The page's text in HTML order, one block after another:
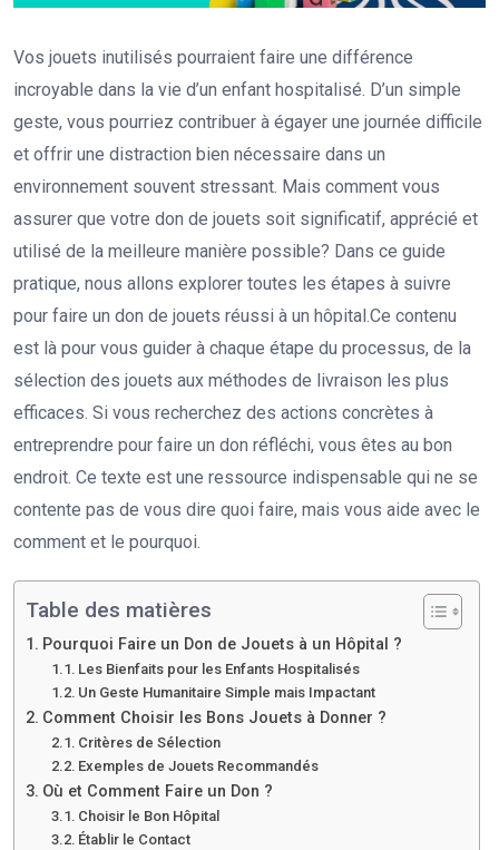
Vos jouets inutilisés pourraient faire une différence
incroyable dans la vie d’un enfant hospitalisé. D’un simple
geste, vous pourriez contribuer à égayer une journée difficile
et offrir une distraction bien nécessaire dans un
environnement souvent stressant. Mais comment vous
assurer que votre don de jouets soit significatif, apprécié et
utilisé de la meilleure manière possible? Dans ce guide
pratique, nous allons explorer toutes les étapes à suivre
pour faire un don de jouets réussi à un hôpital.Ce contenu
est là pour vous guider à chaque étape du processus, de la
sélection des jouets aux méthodes de livraison les plus
efficaces. Si vous recherchez des actions concrètes à
entreprendre pour faire un don réfléchi, vous êtes au bon
endroit. Ce texte est une ressource indispensable qui ne se
contente pas de vous dire quoi faire, mais vous aide avec le
comment et le pourquoi.
Table des matières
Pourquoi Faire un Don de Jouets à un Hôpital ?
Les Bienfaits pour les Enfants Hospitalisés
Un Geste Humanitaire Simple mais Impactant
Comment Choisir les Bons Jouets à Donner ?
Critères de Sélection
Exemples de Jouets Recommandés
Où et Comment Faire un Don ?
Choisir le Bon Hôpital
Établir le Contact